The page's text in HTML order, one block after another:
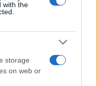
with the
storage
on web or